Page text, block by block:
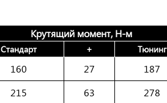
Крутящий момент, Н-м
Стандарт + Тюнинг
160 27 187
215 63 278